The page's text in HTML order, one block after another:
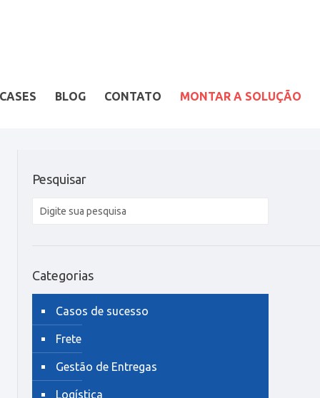
BLOG CONTATO MONTAR A SOLUÇÃO
Pesquisar
Categorias
Casos de sucesso
Frete
Gestão de Entregas
Logística